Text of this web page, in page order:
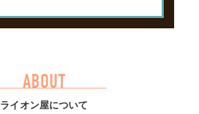
ABOUT
ライオン屋について